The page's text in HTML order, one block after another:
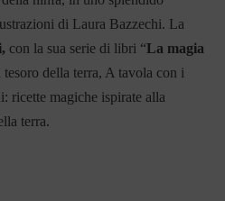
di Laura Bazzechi. La
con la sua serie di libri “La magia
della terra, A tavola con i
ricette magiche ispirate alla
terra.